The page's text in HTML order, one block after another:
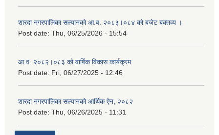
शारदा नगरपालिका सल्यानको आ.व. २०८३।०८४ को बजेट बक्तव्य ।
Post date: Thu, 06/25/2026 - 15:54
आ.व. २०८२।०८३ को वार्षिक विकास कार्यक्रम
Post date: Fri, 06/27/2025 - 12:46
शारदा नगरपालिका सल्यानको आर्थिक ऐन, २०८२
Post date: Thu, 06/26/2025 - 11:31